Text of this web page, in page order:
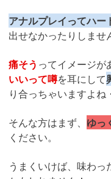
アナルプレイってハー
出せなかったりしませ
痛そう ってイメージが
いいって噂を耳にして
り合っちゃいますよね
そんな方はまず、 ゆっ
ください。
うまくいけば、味わっ